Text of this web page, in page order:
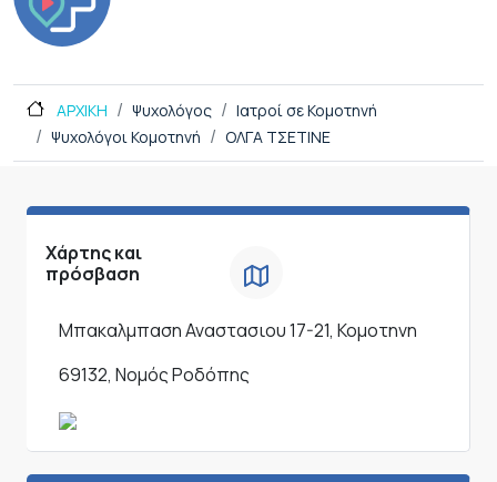
ΑΡΧΙΚΗ Ψυχολόγος
Ιατροί σε Κομοτηνή
Ψυχολόγοι Κομοτηνή
ΟΛΓΑ ΤΣΕΤΙΝΕ
Χάρτης και
πρόσβαση
Μπακαλμπαση Αναστασιου 17-21, Κομοτηνη
69132, Νομός Ροδόπης